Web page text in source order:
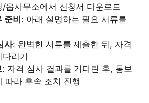
/읍사무소에서 신청서 다운로드
준비 : 아래 설명하는 필요 서류를
사: 완벽한 서류를 제출한 뒤, 자격
다리기
: 자격 심사 결과를 기다린 후, 통보
따라 후속 조치 진행